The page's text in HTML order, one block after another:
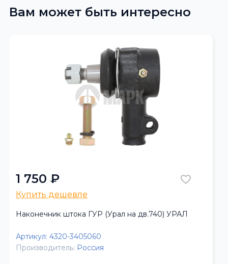
Вам может быть интересно
1 750 ₽
Купить дешевле
Наконечник штока ГУР (Урал на дв.740) УРАЛ
Артикул: 4320-3405060
Производитель: Россия